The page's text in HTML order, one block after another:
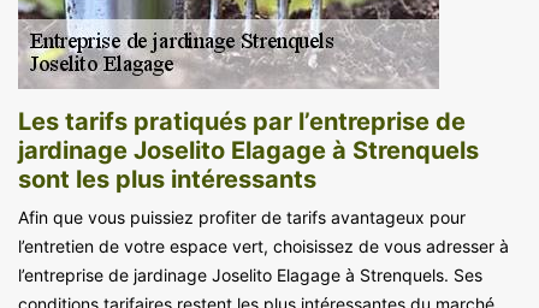
Les tarifs pratiqués par l’entreprise de
jardinage Joselito Elagage à Strenquels
sont les plus intéressants
Afin que vous puissiez profiter de tarifs avantageux pour
l’entretien de votre espace vert, choisissez de vous adresser à
l’entreprise de jardinage Joselito Elagage à Strenquels. Ses
conditions tarifaires restent les plus intéressantes du marché,